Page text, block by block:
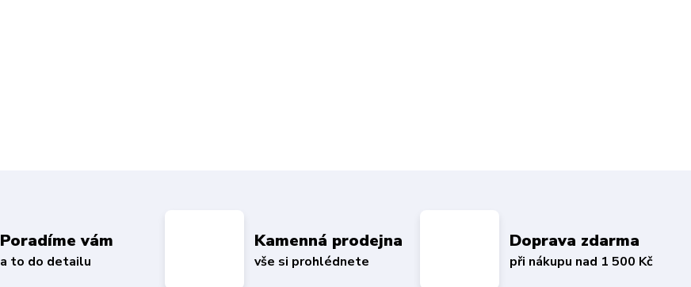
Poradíme vám
a to do detailu
Kamenná prodejna
vše si prohlédnete
Doprava zdarma
při nákupu nad 1 500 Kč